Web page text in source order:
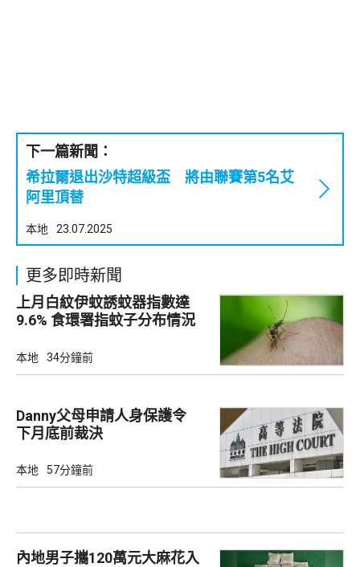
下一篇新聞：
希拉爾退出沙特超級盃 將由聯賽第5名艾
阿里頂替
本地 23.07.2025
更多即時新聞
上月白紋伊蚊誘蚊器指數達
9.6% 食環署指蚊子分布情況
本地 34分鐘前
Danny父母申請人身保護令
下月底前裁決
本地 57分鐘前
內地男子攜120萬元大麻花入